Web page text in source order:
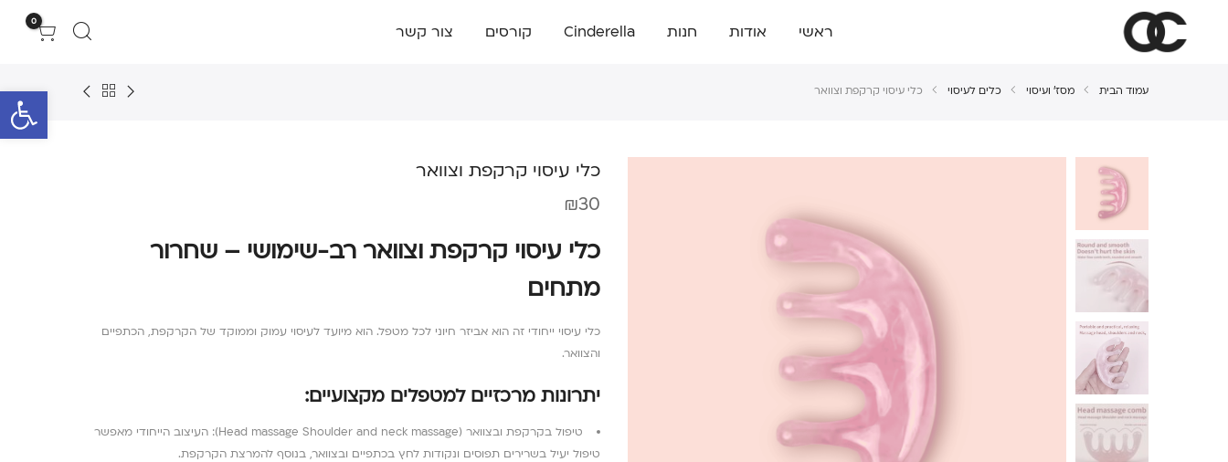
פתח
ראשי אודות חנות Cinderella קורסים צור קשר
0
עמוד הבית מסז' ועיסוי כלים לעיסוי כלי עיסוי קרקפת וצוואר
כלי עיסוי קרקפת וצוואר
₪30
כלי עיסוי קרקפת וצוואר רב-שימושי – שחרור
מתחים
כלי עיסוי ייחודי זה הוא אביזר חיוני לכל מטפל. הוא מיועד לעיסוי עמוק וממוקד של הקרקפת, הכתפיים
והצוואר.
יתרונות מרכזיים למטפלים מקצועיים:
טיפול בקרקפת ובצוואר (Head massage Shoulder and neck massage): העיצוב הייחודי מאפשר
טיפול יעיל בשרירים תפוסים ונקודות לחץ בכתפיים ובצוואר, בנוסף להמרצת הקרקפת.